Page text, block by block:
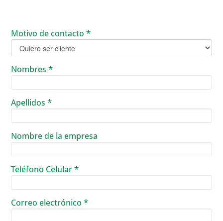
Motivo de contacto *
Nombres *
Apellidos *
Nombre de la empresa
Teléfono Celular *
Correo electrónico *